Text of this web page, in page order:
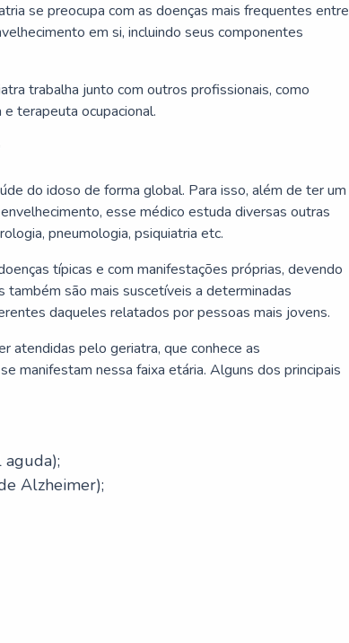
se preocupa com as doenças mais frequentes entre
em si, incluindo seus componentes
trabalha junto com outros profissionais, como
terapeuta ocupacional.
do idoso de forma global. Para isso, além de ter um
esse médico estuda diversas outras
pneumologia, psiquiatria etc.
típicas e com manifestações próprias, devendo
são mais suscetíveis a determinadas
daqueles relatados por pessoas mais jovens.
atendidas pelo geriatra, que conhece as
manifestam nessa faixa etária. Alguns dos principais
aguda);
Alzheimer);